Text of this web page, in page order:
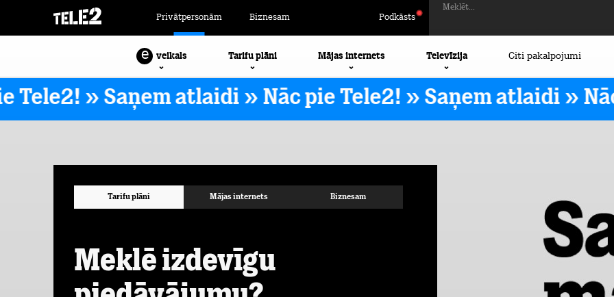
Privātpersonām Biznesam Podkāsts
Meklēt...
e veikals Tarifu plāni Mājas internets Televīzija Citi pakalpojumi
» Saņem atlaidi »Nāc pie Tele2! » Saņem atlaidi »Nāc
Tarifu plāni Mājas internets Biznesam
Meklē izdevīgu